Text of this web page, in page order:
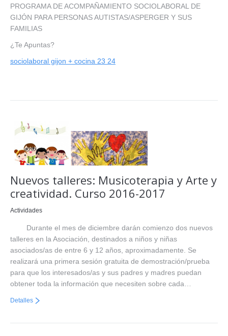
PROGRAMA DE ACOMPAÑAMIENTO SOCIOLABORAL DE
GIJÓN PARA PERSONAS AUTISTAS/ASPERGER Y SUS
FAMILIAS
¿Te Apuntas?
sociolaboral gijon + cocina 23 24
Nuevos talleres: Musicoterapia y Arte y
creatividad. Curso 2016-2017
Actividades
Durante el mes de diciembre darán comienzo dos nuevos
talleres en la Asociación, destinados a niños y niñas
asociados/as de entre 6 y 12 años, aproximadamente. Se
realizará una primera sesión gratuita de demostración/prueba
para que los interesados/as y sus padres y madres puedan
obtener toda la información que necesiten sobre cada…
Detalles